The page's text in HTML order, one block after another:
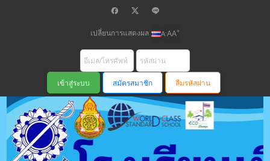
เปลี่ยนการแสดงผล A-AA+
สมัครสมาชิก ลืมรหัสผ่าน
โรงเรียนเมือง